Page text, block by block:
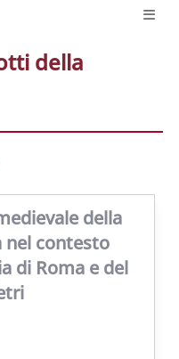
della
della
nel contesto
di Roma e del